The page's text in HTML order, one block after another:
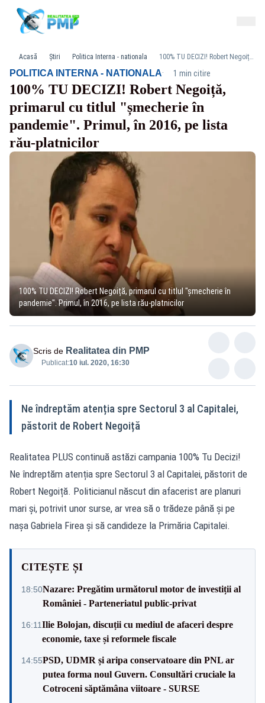
Acasă Știri Politica Interna - nationala 100% TU DECIZI! Robert Negoiță, primarul cu titlul "șmecherie în pandemie". Primul, în 2016, pe lista rău-platnicilor
POLITICA INTERNA - NATIONALA· 1 min citire
100% TU DECIZI! Robert Negoiță,
primarul cu titlul "șmecherie în
pandemie". Primul, în 2016, pe lista
rău-platnicilor
100% TU DECIZI! Robert Negoiță, primarul cu titlul "șmecherie în
pandemie". Primul, în 2016, pe lista rău-platnicilor
Scris de Realitatea din PMP
Publicat:10 iul. 2020, 16:30
Ne îndreptăm atenția spre Sectorul 3 al Capitalei,
păstorit de Robert Negoiță
Realitatea PLUS continuă astăzi campania 100% Tu Decizi!
Ne îndreptăm atenția spre Sectorul 3 al Capitalei, păstorit de
Robert Negoiță. Politicianul născut din afacerist are planuri
mari și, potrivit unor surse, ar vrea să o trădeze până și pe
nașa Gabriela Firea și să candideze la Primăria Capitalei.
CITEȘTE ȘI
18:50Nazare: Pregătim următorul motor de investiții al
României - Parteneriatul public-privat
16:11Ilie Bolojan, discuții cu mediul de afaceri despre
economie, taxe și reformele fiscale
14:55PSD, UDMR și aripa conservatoare din PNL ar
putea forma noul Guvern. Consultări cruciale la
Cotroceni săptămâna viitoare - SURSE